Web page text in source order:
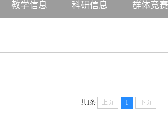
教学信息 科研信息 群体竞赛
共1条 上页 1 下页